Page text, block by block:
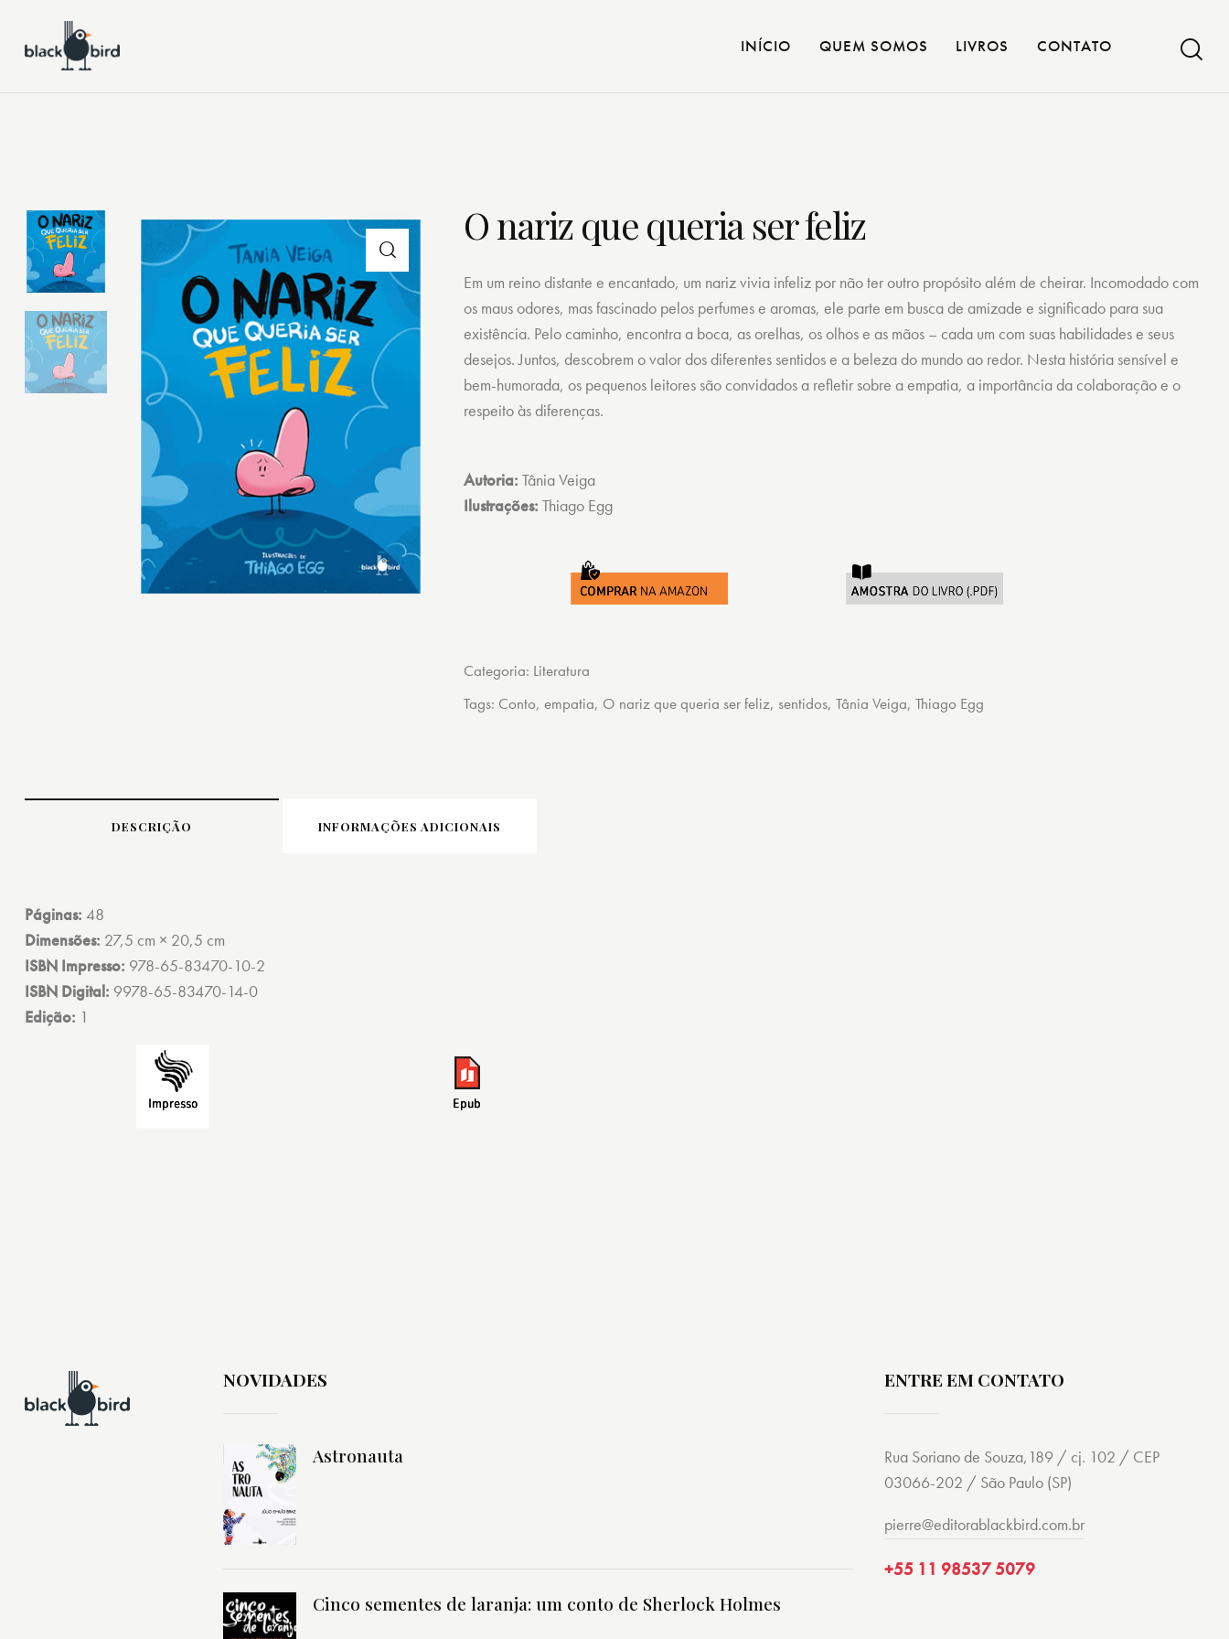
INÍCIO QUEM SOMOS LIVROS CONTATO
O nariz que queria ser feliz
Em um reino distante e encantado, um nariz vivia infeliz por não ter outro propósito além de cheirar. Incomodado com
os maus odores, mas fascinado pelos perfumes e aromas, ele parte em busca de amizade e significado para sua
existência. Pelo caminho, encontra a boca, as orelhas, os olhos e as mãos – cada um com suas habilidades e seus
desejos. Juntos, descobrem o valor dos diferentes sentidos e a beleza do mundo ao redor. Nesta história sensível e
bem-humorada, os pequenos leitores são convidados a refletir sobre a empatia, a importância da colaboração e o
respeito às diferenças.
Autoria: Tânia Veiga
Ilustrações: Thiago Egg
Categoria: Literatura
Tags: Conto,empatia, O nariz que queria ser feliz, sentidos,Tânia Veiga,Thiago Egg
DESCRIÇÃO INFORMAÇÕES ADICIONAIS
Páginas: 48
Dimensões: 27,5 cm × 20,5 cm
ISBN Impresso: 978-65-83470-10-2
ISBN Digital: 9978-65-83470-14-0
Edição: 1
NOVIDADES
Astronauta
Cinco sementes de laranja: um conto de Sherlock Holmes
ENTRE EM CONTATO
Rua Soriano de Souza,189 / cj. 102 / CEP
03066-202 / São Paulo (SP)
pierre@editorablackbird.com.br
+55 11 98537 5079